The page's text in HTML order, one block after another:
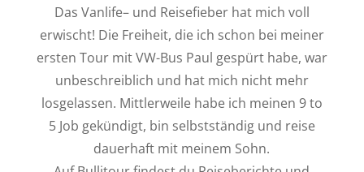
Das Vanlife– und Reisefieber hat mich voll
erwischt! Die Freiheit, die ich schon bei meiner
ersten Tour mit VW-Bus Paul gespürt habe, war
unbeschreiblich und hat mich nicht mehr
losgelassen. Mittlerweile habe ich meinen 9 to
5 Job gekündigt, bin selbstständig und reise
dauerhaft mit meinem Sohn.